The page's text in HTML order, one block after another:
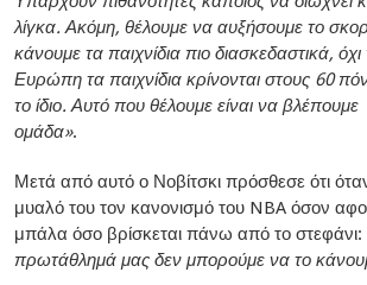
λίγκα. Ακόμη, θέλουμε να αυξήσουμε το
κάνουμε τα παιχνίδια πιο διασκεδαστικά,
Ευρώπη τα παιχνίδια κρίνονται στους 60
το ίδιο. Αυτό που θέλουμε είναι να
ομάδα».
Μετά από αυτό ο Νοβίτσκι πρόσθεσε ότι
μυαλό του τον κανονισμό του NBA όσον
μπάλα όσο βρίσκεται πάνω από το στεφάνι:
πρωτάθλημά μας δεν μπορούμε να το